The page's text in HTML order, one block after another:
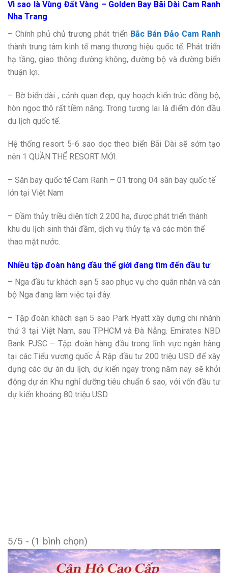
Vì sao là Vùng Đất Vàng – Golden Bay Bãi Dài Cam Ranh
Nha Trang
– Chính phủ chủ trương phát triển Bắc Bán Đảo Cam Ranh
thành trung tâm kinh tế mang thương hiệu quốc tế. Phát triển
hạ tầng, giao thông đường không, đường bộ và đường biển
thuận lợi.
– Bờ biển dài , cảnh quan đẹp, quy hoạch kiến trúc đồng bộ,
hòn ngọc thô rất tiềm năng. Trong tương lai là điểm đón đầu
du lịch quốc tế.
Hệ thống resort 5-6 sao dọc theo biển Bãi Dài sẽ sớm tạo
nên 1 QUẦN THỂ RESORT MỚI.
– Sân bay quốc tế Cam Ranh – 01 trong 04 sân bay quốc tế
lớn tại Việt Nam
– Đầm thủy triều diện tích 2.200 ha, được phát triển thành
khu du lịch sinh thái đầm, dịch vụ thủy tạ và các môn thể
thao mặt nước.
Nhiều tập đoàn hàng đầu thế giới đang tìm đến đầu tư
– Nga đầu tư khách sạn 5 sao phục vụ cho quân nhân và cán
bộ Nga đang làm việc tại đây.
– Tập đoàn khách sạn 5 sao Park Hyatt xây dựng chi nhánh
thứ 3 tại Việt Nam, sau TPHCM và Đà Nẵng. Emirates NBD
Bank PJSC – Tập đoàn hàng đầu trong lĩnh vực ngân hàng
tại các Tiểu vương quốc Ả Rập đầu tư 200 triệu USD để xây
dựng các dự án du lịch, dự kiến ngay trong năm nay sẽ khởi
động dự án Khu nghỉ dưỡng tiêu chuẩn 6 sao, với vốn đầu tư
dự kiến khoảng 80 triệu USD.
5/5 - (1 bình chọn)